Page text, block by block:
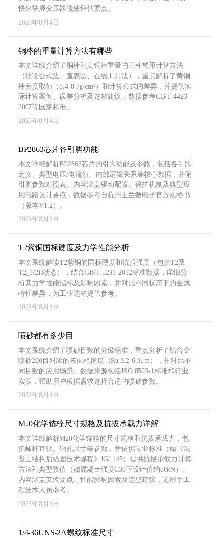
快速掌握变压器能效评估要点。
2026年8月4日
铜棒的重量计算方法有哪些
本文详细介绍了铜棒和黄铜棒重量的三种常用计算方法
（理论公式法、查表法、在线工具法），重点解析了黄铜
棒密度取值（8.4-8.7g/cm³）和计算公式的差异，并提供实
际计算案例、误差分析及选材建议，数据参考GB/T 4423-
2007等国家标准。
2026年8月4日
BP2863芯片各引脚功能
本文详细解析BP2863芯片的引脚功能及参数，包括各引脚
定义、典型电压/电流值、内部逻辑关系等核心数据，并附
引脚参数对照表。内容涵盖驱动配置、保护机制及典型应
用电路设计要点，数据参考自杭州士兰微电子官方规格书
（版本V1.2）。
2026年8月4日
T2紫铜国标硬度及力学性能分析
本文系统解读T2紫铜的国标硬度和抗拉强度（包括T2及
T2_1/2H状态），结合GB/T 5231-2012标准数据，详细分
析其力学性能指标及影响因素，并对比不同状态下的金属
特性差异，为工业选材提供参考。
2026年8月4日
喷砂都有多少目
本文系统介绍了喷砂目数的分级标准，重点分析了铝合金
喷砂200目对应的表面粗糙度（Ra 3.2-6.3μm），并对比不
同目数的应用场景。数据来源包括ISO 8503-1标准和行业
实践，帮助用户根据需求选择合适的喷砂参数。
2026年8月4日
M20化学锚栓尺寸规格及抗拔承载力详解
本文详细解析M20化学锚栓的尺寸规格和抗拔承载力，包
括螺杆直径、钻孔尺寸等参数，并依据专业标准（如《混
凝土结构后锚固技术规程》JGJ 145）提供抗拔承载力计算
方法和典型数值（如混凝土强度C30下设计值约80kN）。
内容涵盖安装要点、性能影响因素及选型建议，适用于工
程技术人员参考。
2026年8月4日
1/4-36UNS-2A螺纹标准尺寸